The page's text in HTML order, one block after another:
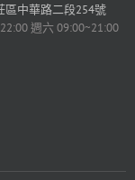
區中華路二段254號
週六 09:00~21:00